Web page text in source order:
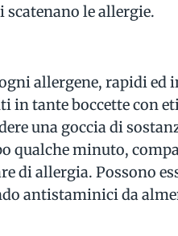
scatenano le allergie.
allergene, rapidi ed
in tante boccette con
una goccia di
qualche minuto,
di allergia. Possono
antistaminici da